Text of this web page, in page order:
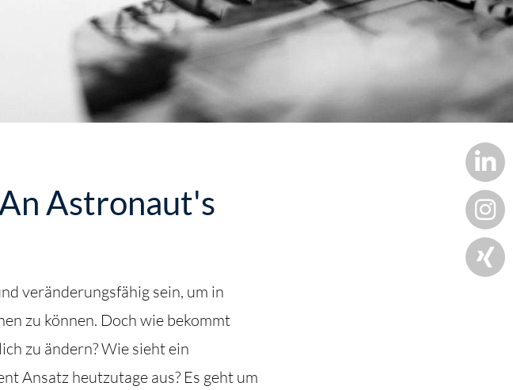
Astronaut's
veränderungsfähig sein, um in
zu können. Doch wie bekommt
zu ändern? Wie sieht ein
Ansatz heutzutage aus? Es geht um